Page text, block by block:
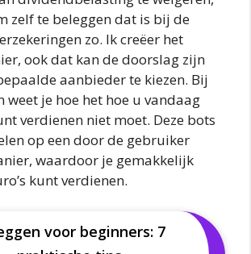
zelf te beleggen dat is bij de
zo. Ik creëer het
ook dat kan de doorslag zijn
aanbieder te kiezen. Bij
weet je hoe het hoe u vandaag
verdienen niet moet. Deze bots
op een door de gebruiker
waardoor je gemakkelijk
kunt verdienen.
voor beginners: 7